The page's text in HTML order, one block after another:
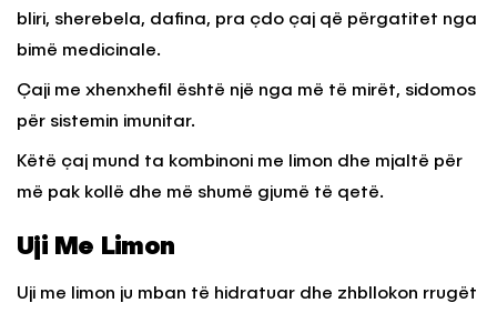
bliri, sherebela, dafina, pra çdo çaj që përgatitet nga
bimë medicinale.
Çaji me xhenxhefil është një nga më të mirët, sidomos
për sistemin imunitar.
Këtë çaj mund ta kombinoni me limon dhe mjaltë për
më pak kollë dhe më shumë gjumë të qetë.
Uji Me Limon
Uji me limon ju mban të hidratuar dhe zhbllokon rrugët